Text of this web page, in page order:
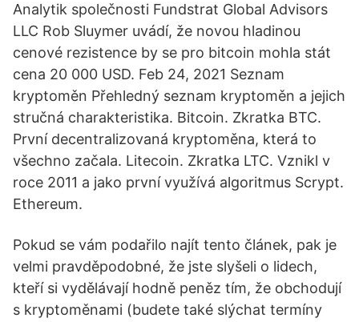
Analytik společnosti Fundstrat Global Advisors
LLC Rob Sluymer uvádí, že novou hladinou
cenové rezistence by se pro bitcoin mohla stát
cena 20 000 USD. Feb 24, 2021 Seznam
kryptoměn Přehledný seznam kryptoměn a jejich
stručná charakteristika. Bitcoin. Zkratka BTC.
První decentralizovaná kryptoměna, která to
všechno začala. Litecoin. Zkratka LTC. Vznikl v
roce 2011 a jako první využívá algoritmus Scrypt.
Ethereum.
Pokud se vám podařilo najít tento článek, pak je
velmi pravděpodobné, že jste slyšeli o lidech,
kteří si vydělávají hodně peněz tím, že obchodují
s kryptoměnami (budete také slýchat termíny